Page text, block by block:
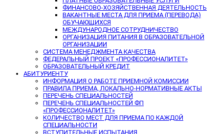
ФИНАНСОВО-ХОЗЯЙСТВЕННАЯ ДЕЯТЕЛЬНОСТЬ
ВАКАНТНЫЕ МЕСТА ДЛЯ ПРИЕМА (ПЕРЕВОДА)
ОБУЧАЮЩИХСЯ
МЕЖДУНАРОДНОЕ СОТРУДНИЧЕСТВО
ОРГАНИЗАЦИЯ ПИТАНИЯ В ОБРАЗОВАТЕЛЬНОЙ
ОРГАНИЗАЦИИ
СИСТЕМА МЕНЕДЖМЕНТА КАЧЕСТВА
ФЕДЕРАЛЬНЫЙ ПРОЕКТ «ПРОФЕССИОНАЛИТЕТ»
ОБРАЗОВАТЕЛЬНЫЙ КРЕДИТ
АБИТУРИЕНТУ
ИНФОРМАЦИЯ О РАБОТЕ ПРИЕМНОЙ КОМИССИИ
ПРАВИЛА ПРИЕМА, ЛОКАЛЬНО-НОРМАТИВНЫЕ АКТЫ
ПЕРЕЧЕНЬ СПЕЦИАЛЬНОСТЕЙ
ПЕРЕЧЕНЬ СПЕЦИАЛЬНОСТЕЙ ФП
«ПРОФЕССИОНАЛИТЕТ»
КОЛИЧЕСТВО МЕСТ ДЛЯ ПРИЕМА ПО КАЖДОЙ
СПЕЦИАЛЬНОСТИ
ВСТУПИТЕЛЬНЫЕ ИСПЫТАНИЯ